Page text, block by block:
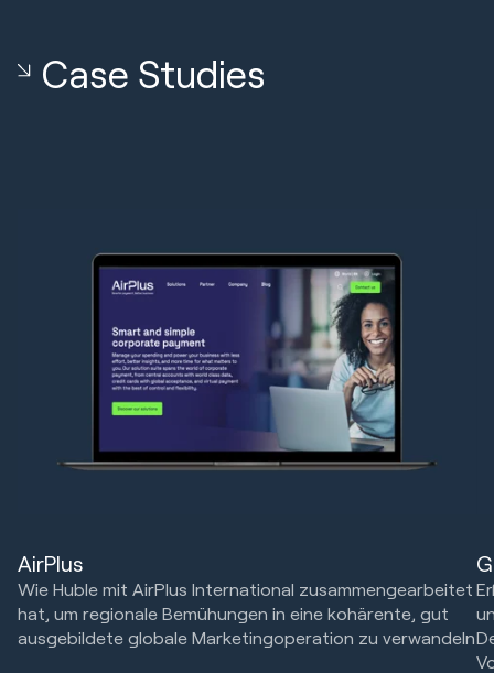
Case Studies
AirPlus
Wie Huble mit AirPlus International zusammengearbeitet
hat, um regionale Bemühungen in eine kohärente, gut
ausgebildete globale Marketingoperation zu verwandeln